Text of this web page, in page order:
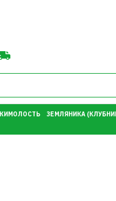
ЗЕМЛЯНИКА